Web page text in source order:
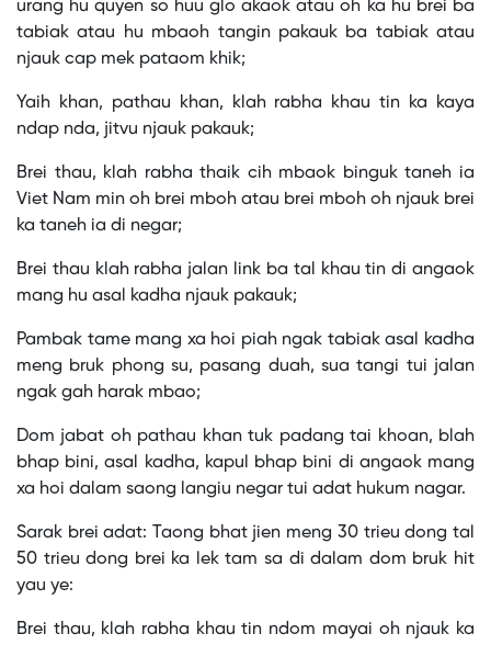
urang hu quyen so huu glo akaok atau oh ka hu brei ba
tabiak atau hu mbaoh tangin pakauk ba tabiak atau
njauk cap mek pataom khik;
Yaih khan, pathau khan, klah rabha khau tin ka kaya
ndap nda, jitvu njauk pakauk;
Brei thau, klah rabha thaik cih mbaok binguk taneh ia
Viet Nam min oh brei mboh atau brei mboh oh njauk brei
ka taneh ia di negar;
Brei thau klah rabha jalan link ba tal khau tin di angaok
mang hu asal kadha njauk pakauk;
Pambak tame mang xa hoi piah ngak tabiak asal kadha
meng bruk phong su, pasang duah, sua tangi tui jalan
ngak gah harak mbao;
Dom jabat oh pathau khan tuk padang tai khoan, blah
bhap bini, asal kadha, kapul bhap bini di angaok mang
xa hoi dalam saong langiu negar tui adat hukum nagar.
Sarak brei adat: Taong bhat jien meng 30 trieu dong tal
50 trieu dong brei ka lek tam sa di dalam dom bruk hit
yau ye:
Brei thau, klah rabha khau tin ndom mayai oh njauk ka